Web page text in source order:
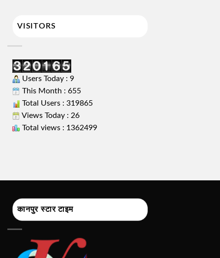
VISITORS
Users Today : 9
This Month : 655
Total Users : 319865
Views Today : 26
Total views : 1362499
कानपुर स्टार टाइम